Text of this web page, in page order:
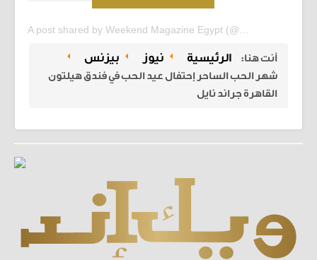
أنت هنا: الرئيسية نيوز بيزنس
شهر الحب الساحر إحتفال عيد الحب في فندق هيلتون
القاهرة جراند نايل